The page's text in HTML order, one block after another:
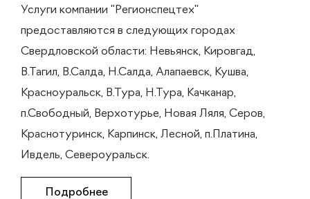
Услуги компании "Регионспецтех"
предоставляются в следующих городах
Свердловской области: Невьянск, Кировгад,
В.Тагил, В.Салда, Н.Салда, Алапаевск, Кушва,
Красноуральск, В.Тура, Н.Тура, Качканар,
п.Свободный, Верхотурье, Новая Ляля, Серов,
Краснотуринск, Карпинск, Лесной, п.Платина,
Ивдель, Североуральск.
Подробнее